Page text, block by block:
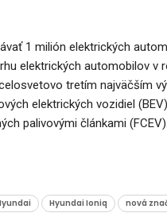
1 milión elektrických
elektrických automobilov v
tretím najväčším
elektrických vozidiel
palivovými článkami (FCEV).
Hyundai Ioniq nová